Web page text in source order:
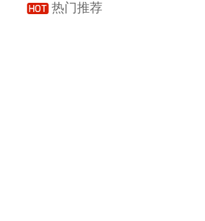
热门推荐